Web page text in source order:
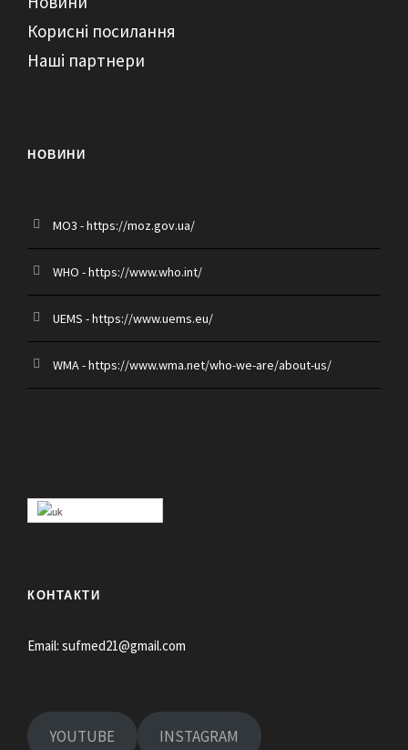
Корисні посилання
Наші партнери
НОВИНИ
MO3 - https://moz.gov.ua/
WHO - https://www.who.int/
UEMS - https://www.uems.eu/
WMA - https://www.wma.net/who-we-are/about-us/
КОНТАКТИ
Email: sufmed21@gmail.com
YOUTUBE INSTAGRAM